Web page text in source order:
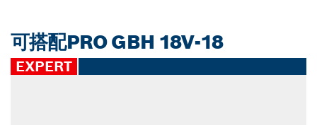
可搭配PRO GBH 18V-18
EXPERT